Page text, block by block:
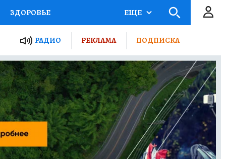
ЗДОРОВЬЕ
РОССИИ
ПУТЕВОДИТЕЛЬ
ТУРИЗМ
ПОТРЕБИТЕЛЯ ВСЕ О КП
ЕЩЕ
РАДИО РЕКЛАМА ПОДПИСКА